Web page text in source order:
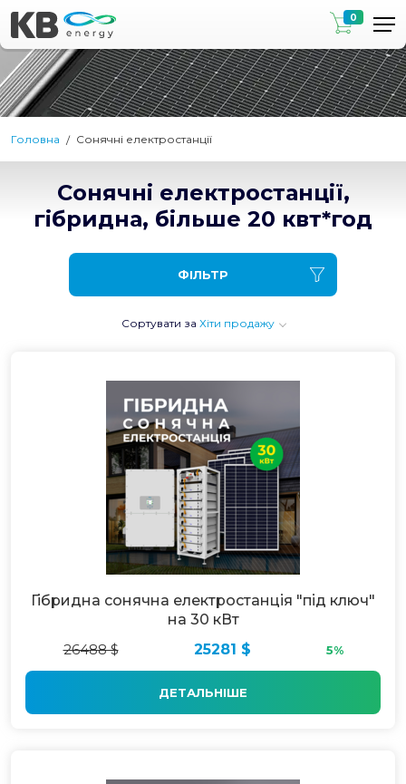
0
Головна Сонячні електростанції
Сонячні електростанції,
гібридна, більше 20 квт*год
ФІЛЬТР
Сортувати за Хіти продажу
Гібридна сонячна електростанція "під ключ"
на 30 кВт
26488 $
25281 $ 5%
ДЕТАЛЬНІШЕ